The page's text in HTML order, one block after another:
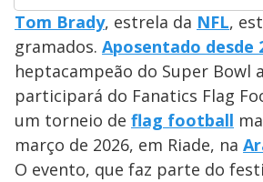
Tom Brady, estrela da NFL,
gramados. Aposentado desde
heptacampeão do Super Bowl
participará do Fanatics Flag
um torneio de flag football
março de 2026, em Riade, na
O evento, que faz parte do